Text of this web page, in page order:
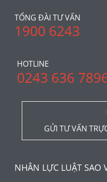
TỔNG ĐÀI TƯ VẤN
1900 6243
HOTLINE
0243 636
GỬI TƯ VẤN
NHÂN LỰC LUẬT SAO